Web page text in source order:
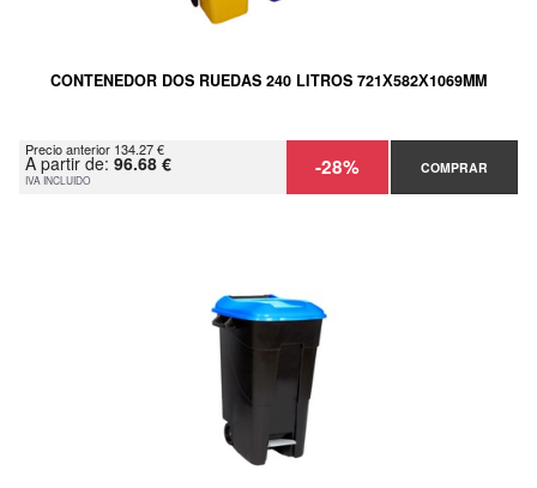
CONTENEDOR DOS RUEDAS 240 LITROS 721Х582Х1069MM
Precio anterior 134.27 €
A partir de: 96.68 €
IVA INCLUIDO -28% COMPRAR